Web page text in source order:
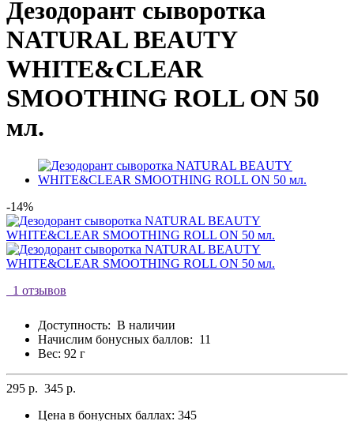
Дезодорант сыворотка
NATURAL BEAUTY
WHITE&CLEAR
SMOOTHING ROLL ON 50
мл.
-14%
1 отзывов
Доступность: В наличии
Начислим бонусных баллов: 11
Вес: 92 г
295 р. 345 р.
Цена в бонусных баллах: 345